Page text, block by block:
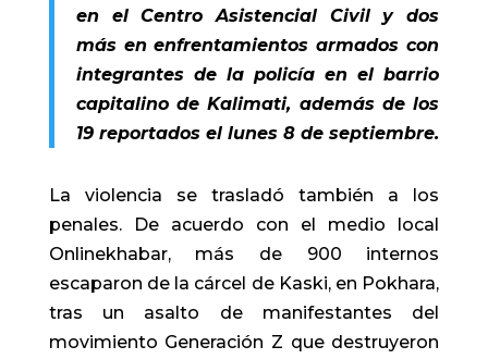
en el Centro Asistencial Civil y dos
más en enfrentamientos armados con
integrantes de la policía en el barrio
capitalino de Kalimati, además de los
19 reportados el lunes 8 de septiembre.
La violencia se trasladó también a los
penales. De acuerdo con el medio local
Onlinekhabar, más de 900 internos
escaparon de la cárcel de Kaski, en Pokhara,
tras un asalto de manifestantes del
movimiento Generación Z que destruyeron